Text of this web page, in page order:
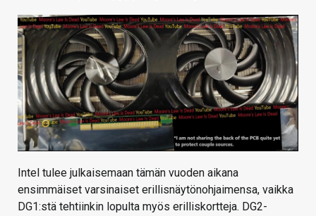
VAIHDA TEEMA
HAKU
Intel tulee julkaisemaan tämän vuoden aikana
ensimmäiset varsinaiset erillisnäytönohjaimensa, vaikka
DG1:stä tehtiinkin lopulta myös erilliskortteja. DG2-